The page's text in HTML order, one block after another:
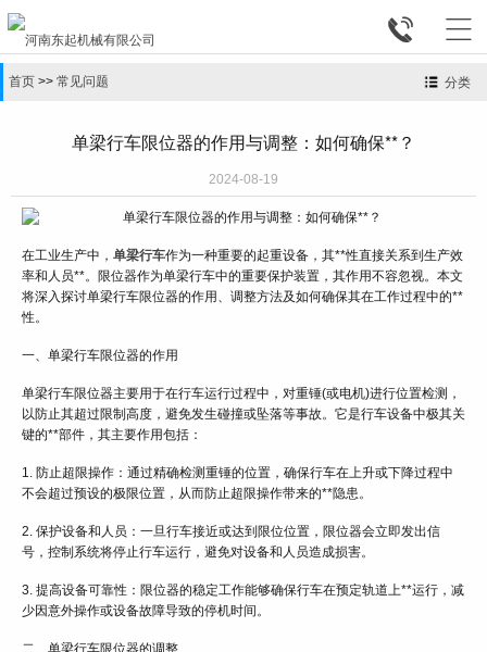


分类
首页 >> 常见问题
单梁行车限位器的作用与调整：如何确保**？
2024-08-19
在工业生产中， 单梁行车作为一种重要的起重设备，其**性直接关系到生产效
率和人员**。限位器作为单梁行车中的重要保护装置，其作用不容忽视。本文
将深入探讨单梁行车限位器的作用、调整方法及如何确保其在工作过程中的**
性。
一、单梁行车限位器的作用
单梁行车限位器主要用于在行车运行过程中，对重锤(或电机)进行位置检测，
以防止其超过限制高度，避免发生碰撞或坠落等事故。它是行车设备中极其关
键的**部件，其主要作用包括：
1. 防止超限操作：通过精确检测重锤的位置，确保行车在上升或下降过程中
不会超过预设的极限位置，从而防止超限操作带来的**隐患。
2. 保护设备和人员：一旦行车接近或达到限位位置，限位器会立即发出信
号，控制系统将停止行车运行，避免对设备和人员造成损害。
3. 提高设备可靠性：限位器的稳定工作能够确保行车在预定轨道上**运行，减
少因意外操作或设备故障导致的停机时间。